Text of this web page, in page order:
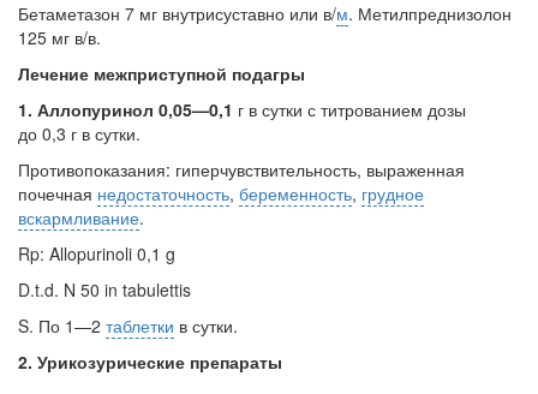
Бетаметазон 7 мг внутрисуставно или в/м. Метилпреднизолон
125 мг в/в.
Лечение межприступной подагры
1. Аллопуринол 0,05—0,1 г в сутки с титрованием дозы
до 0,3 г в сутки.
Противопоказания: гиперчувствительность, выражен­ная
почечная недостаточность, беременность, грудное
вскармливание.
Rp: Allopurinoli 0,1 g
D.t.d. N 50 in tabulettis
S. По 1—2 таблетки в сутки.
2. Урикозурические препараты